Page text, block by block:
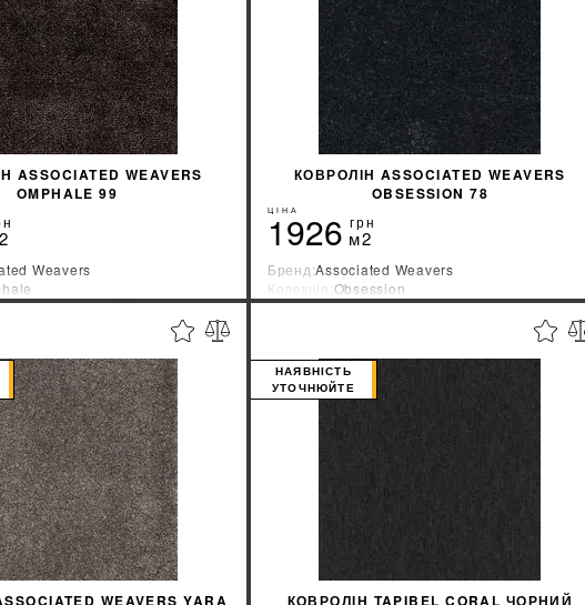
ASSOCIATED WEAVERS
OMPHALE 99
Weavers
Бельгия
%
КОВРОЛІН ASSOCIATED WEAVERS
OBSESSION 78
ЦІНА
1926 грн
м2
Бренд:Associated Weavers
Колекція:Obsession
Країна-виробник:Бельгия
%
WEAVERS YARA КОВРОЛІН TAPIBEL CORAL ЧОРНИЙ
НАЯВНІСТЬ
УТОЧНЮЙТЕ